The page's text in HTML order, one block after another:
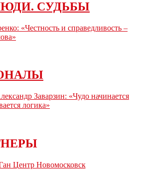
СУДЬБЫ
«Честность и справедливость –
Заварзин: «Чудо начинается
логика»